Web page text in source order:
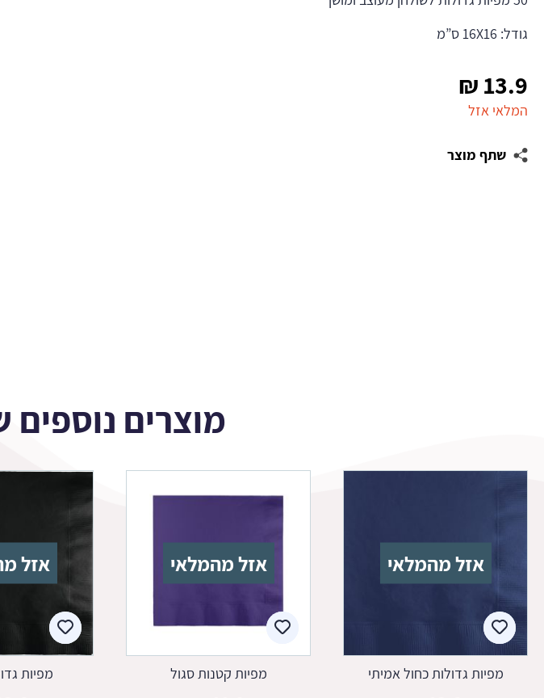
גודל: 16X16 ס”מ
13.9
₪
המלאי אזל
שתף מוצר
מוצרים נוספים
אזל מהמלאי
מפיות גדולות כחול אמיתי
אזל מהמלאי
מפיות קטנות סגול
אזל
מפיות